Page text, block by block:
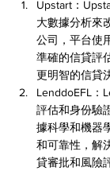
Upstart：
大數據分析來
公司，平台使
準確的信貸評
更明智的信貸
LenddoEFL：
評估和身份驗
據科學和機器
和可靠性，解
貸審批和風險